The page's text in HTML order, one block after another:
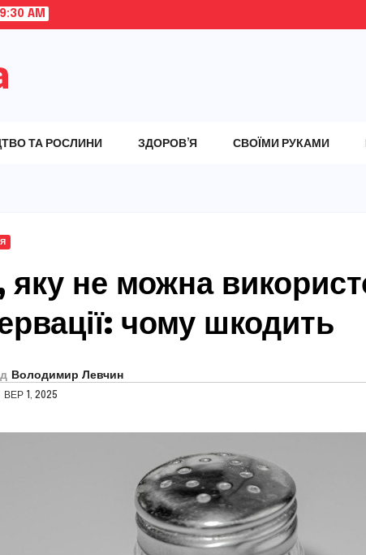
AM
ТА РОСЛИНИ ЗДОРОВ’Я СВОЇМИ РУКАМИ
яку не можна
чому шкодить
Володимир Левчин
ВЕР 1, 2025